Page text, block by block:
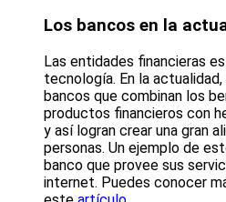
Los bancos en la
Las entidades financieras
tecnología. En la
bancos que combinan los
productos financieros con
y así logran crear una gran
personas. Un ejemplo de
banco que provee sus
internet. Puedes conocer